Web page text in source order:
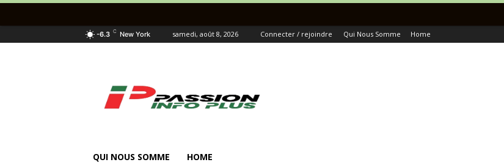
-6.3 C New York samedi, août 8, 2026 Connecter / rejoindre Qui Nous Somme Home
QUI NOUS SOMME HOME